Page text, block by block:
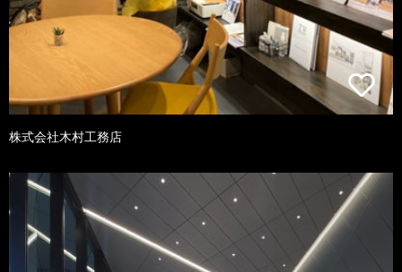
株式会社木村工務店